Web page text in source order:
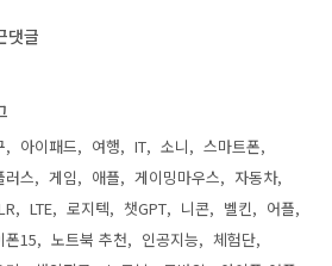
댓글
아이패드 여행 IT 소니
스마트폰
러스
게임 애플 게이밍마우스
자동차
LTE 로지텍 챗GPT 니콘 벨킨
어플
폰15
노트북 추천 인공지능
체험단